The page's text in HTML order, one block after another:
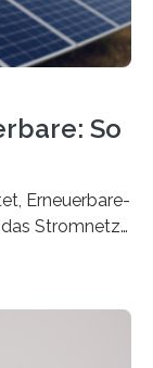
So
Erneuerbare-
Stromnetz
hinkt
in einem